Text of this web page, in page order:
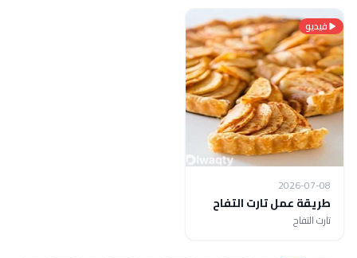
فيديو
2026-07-08
طريقة عمل تارت التفاح
تارت التفاح